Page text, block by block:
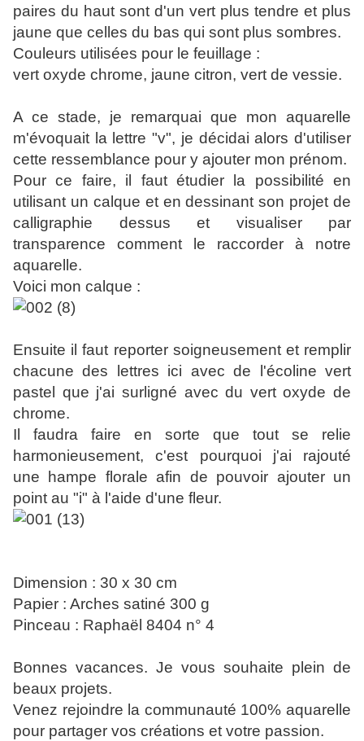
paires du haut sont d'un vert plus tendre et plus
jaune que celles du bas qui sont plus sombres.
Couleurs utilisées pour le feuillage :
vert oxyde chrome, jaune citron, vert de vessie.
A ce stade, je remarquai que mon aquarelle
m'évoquait la lettre "v", je décidai alors d'utiliser
cette ressemblance pour y ajouter mon prénom.
Pour ce faire, il faut étudier la possibilité en
utilisant un calque et en dessinant son projet de
calligraphie dessus et visualiser par
transparence comment le raccorder à notre
aquarelle.
Voici mon calque :
Ensuite il faut reporter soigneusement et remplir
chacune des lettres ici avec de l'écoline vert
pastel que j'ai surligné avec du vert oxyde de
chrome.
Il faudra faire en sorte que tout se relie
harmonieusement, c'est pourquoi j'ai rajouté
une hampe florale afin de pouvoir ajouter un
point au "i" à l'aide d'une fleur.
Dimension : 30 x 30 cm
Papier : Arches satiné 300 g
Pinceau : Raphaël 8404 n° 4
Bonnes vacances. Je vous souhaite plein de
beaux projets.
Venez rejoindre la communauté 100% aquarelle
pour partager vos créations et votre passion.